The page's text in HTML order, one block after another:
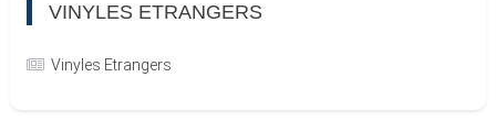
VINYLES ETRANGERS
Vinyles Etrangers